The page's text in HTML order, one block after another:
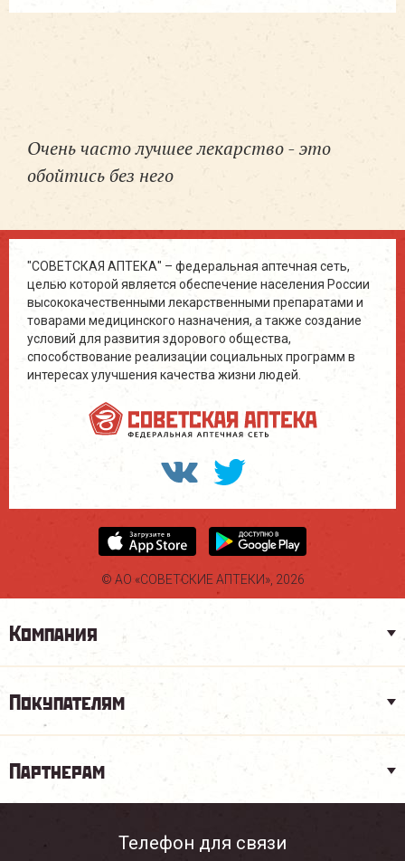
Очень часто лучшее лекарство - это
обойтись без него
"СОВЕТСКАЯ АПТЕКА" – федеральная аптечная сеть,
целью которой является обеспечение населения России
высококачественными лекарственными препаратами и
товарами медицинского назначения, а также создание
условий для развития здорового общества,
способствование реализации социальных программ в
интересах улучшения качества жизни людей.
© АО «СОВЕТСКИЕ АПТЕКИ», 2026
Компания
Покупателям
Партнерам
Телефон для связи